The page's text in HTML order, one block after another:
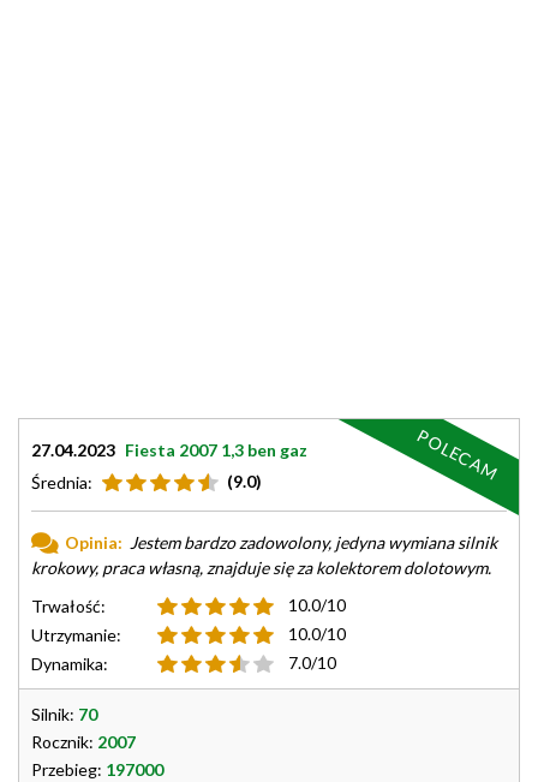
27.04.2023 Fiesta 2007 1,3 ben gaz
Średnia:
(9.0)
Opinia: Jestem bardzo zadowolony, jedyna wymiana silnik
krokowy, praca własną, znajduje się za kolektorem dolotowym.
Trwałość:
10.0/10
Utrzymanie:
10.0/10
Dynamika:
7.0/10
Silnik: 70
Rocznik: 2007
Przebieg: 197000
POLECAM